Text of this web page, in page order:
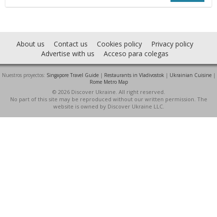
About us Contact us Cookies policy
Privacy policy
Advertise with us
Acceso para colegas
Nuestros proyectos: Singapore Travel Guide| Restaurants in Vladivostok | Ukrainian Cuisine|
Rome Metro Map
© 2026 Discover Ukraine. All right reserved.
No part of this site may be reproduced without our written permission. The
website is owned by Discover Ukraine LLC.